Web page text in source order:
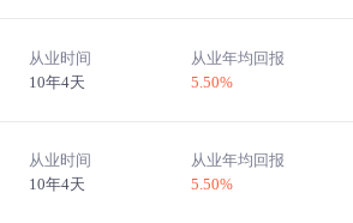
从业时间
10年4天
从业年均回报
5.50%
从业时间
10年4天
从业年均回报
5.50%